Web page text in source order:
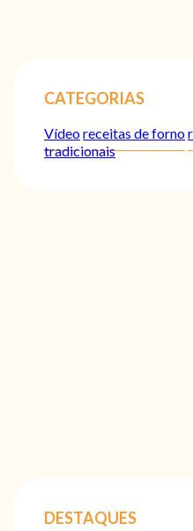
CATEGORIAS
Vídeoreceitas de forno
tradicionais
DESTAQUES